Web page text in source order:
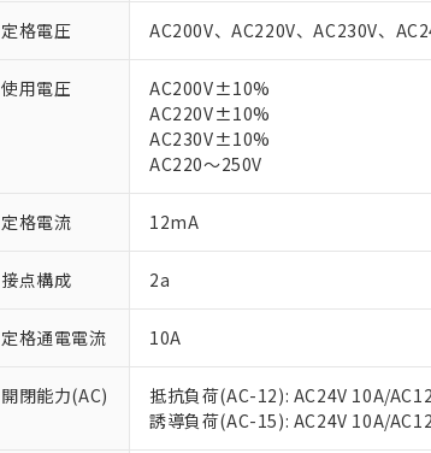
定格電圧 AC200V、AC220V、AC230V、
使用電圧
AC200V±10%
AC220V±10%
AC230V±10%
AC220～250V
定格電流 12mA
接点構成 2a
定格通電電流 10A
開閉能力(AC)
抵抗負荷(AC-12): AC24V 10A/
誘導負荷(AC-15): AC24V 10A/
ご利用条件
以下の条件をお読みいただき、
当社制御機器事業取扱商
のであり、閲覧された時
当社販売員にご相談くだ
オムロン制御機器販売店
在庫状況および標準価格
対応予定：EU RoHS指令（10
対応予定なし：EU RoHS指令
調査・確認中：EU RoHS指令
非該当品：ライセンス料など無
仕入先様の事情により、非含有
があります。
鉛(Pb) 1000ppm以下、 水銀(Hg)
フタル酸エステル類の４物質について
※2 対応予定月
部品在庫の切り替え状況など
※1 中国RoHS○×表
「○」：最大均質材料含有率が
「×」：最大均質材料含有率が
「－」：未確認です。当社販売
Cr(Ⅵ)(六価クロム) : 1000ppm、 PBBs(
DBP(フタル酸ジブチル) : 1000ppm、
DEHP(フタル酸ビス(2-エチルヘキシル)) :
※2 環境保護使用期限
などの必要な手続きをと
ます。
置等に一切使用いたしま
当社は、貴社製品を第三
また当社は、販売先およ
たしません。
△ 一定数には満たない